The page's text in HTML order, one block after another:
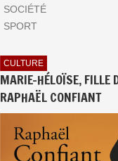
SOCIÉTÉ
SPORT
CULTURE
MARIE-HÉLOÏSE, FILLE
RAPHAËL CONFIANT